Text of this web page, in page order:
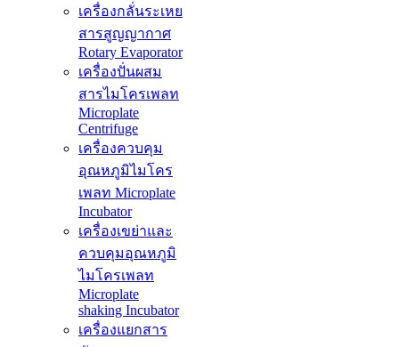
เครื่องกลั่นระเหย
สารสูญญากาศ
Rotary Evaporator
เครื่องปั่นผสม
สารไมโครเพลท
Microplate
Centrifuge
เครื่องควบคุม
อุณหภูมิไมโคร
เพลท Microplate
Incubator
เครื่องเขย่าและ
ควบคุมอุณหภูมิ
ไมโครเพลท
Microplate
shaking Incubator
เครื่องแยกสาร